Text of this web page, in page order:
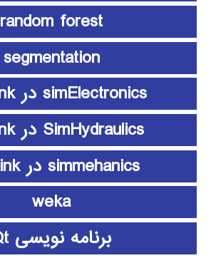
random forest
segmentation
simElectronics در Simulink
SimHydraulics در simulink
simmehanics در simulink
weka
برنامه نویسی Qt